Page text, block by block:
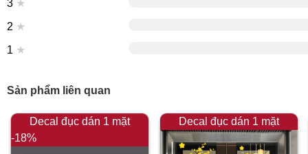
3 ★
2 ★
1 ★
Sản phẩm liên quan
Decal đục dán 1 mặt
-18%
Decal đục dán 1 mặt